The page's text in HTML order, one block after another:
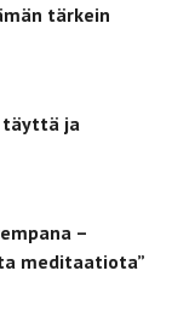
tärkein
täyttä ja
–
meditaatiota”